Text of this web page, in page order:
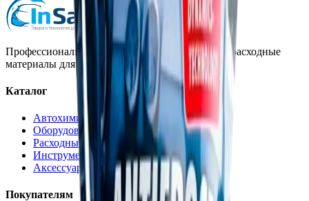
Профессиональная автохимия, оборудование и расходные
материалы для детейлинга.
Каталог
Автохимия
Оборудование
Расходные материалы
Инструменты
Аксессуары
Покупателям